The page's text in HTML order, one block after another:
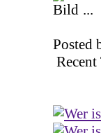
Posted